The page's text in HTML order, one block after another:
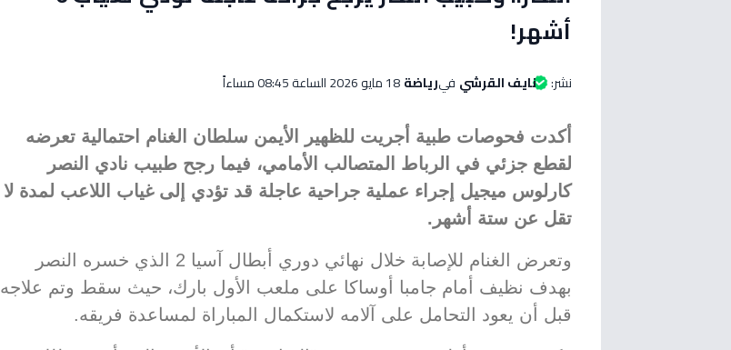
أشهر!
نشر: نايف القرشي فيرياضة18 مايو 2026 الساعة 08:45 مساءاً
أكدت فحوصات طبية أجريت للظهير الأيمن سلطان الغنام احتمالية تعرضه
لقطع جزئي في الرباط المتصالب الأمامي، فيما رجح طبيب نادي النصر
كارلوس ميجيل إجراء عملية جراحية عاجلة قد تؤدي إلى غياب اللاعب لمدة لا
تقل عن ستة أشهر.
وتعرض الغنام للإصابة خلال نهائي دوري أبطال آسيا 2 الذي خسره النصر
بهدف نظيف أمام جامبا أوساكا على ملعب الأول بارك، حيث سقط وتم علاجه
قبل أن يعود التحامل على آلامه لاستكمال المباراة لمساعدة فريقه.